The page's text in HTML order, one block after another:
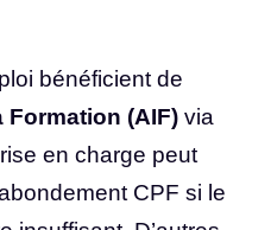
bénéficient de
Formation (AIF) via
en charge peut
CPF si le